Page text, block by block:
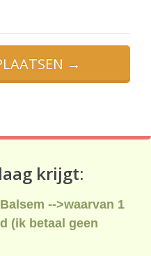
→
krijgt:
-->waarvan 1
(ik betaal geen